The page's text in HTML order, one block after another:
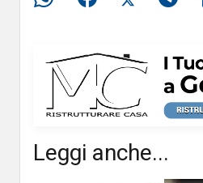
Leggi anche...